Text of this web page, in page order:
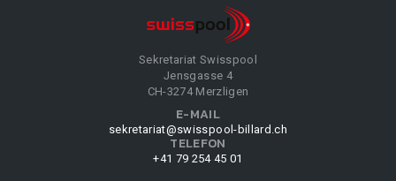
Sekretariat Swisspool
Jensgasse 4
CH-3274 Merzligen
E-MAIL
sekretariat@swisspool-billard.ch
TELEFON
+41 79 254 45 01